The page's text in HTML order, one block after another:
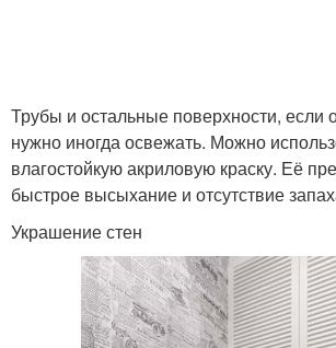
Трубы и остальные поверхности, если
нужно иногда освежать. Можно
влагостойкую акриловую краску. Её
быстрое высыхание и отсутствие
Украшение стен